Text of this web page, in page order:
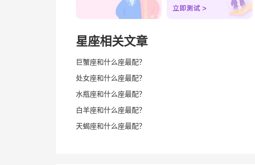
星座相关文章
巨蟹座和什么座最配？
处女座和什么座最配？
水瓶座和什么座最配？
白羊座和什么座最配？
天蝎座和什么座最配？